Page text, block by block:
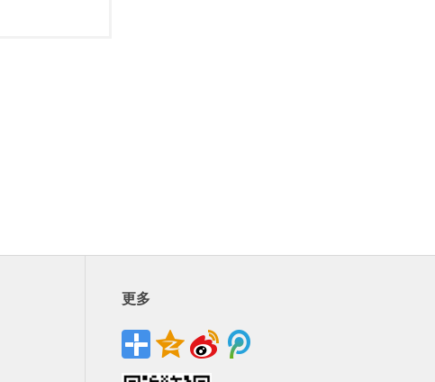
更多